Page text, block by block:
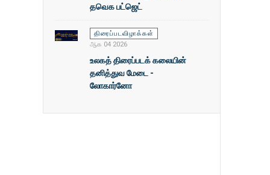
தவெக பட்ஜெட்
திரைப்படவிழாக்கள்
ஆக 04 2026
உலகத் திரைப்படக் கலையின்
தனித்துவ மேடை -
லோகார்னோ